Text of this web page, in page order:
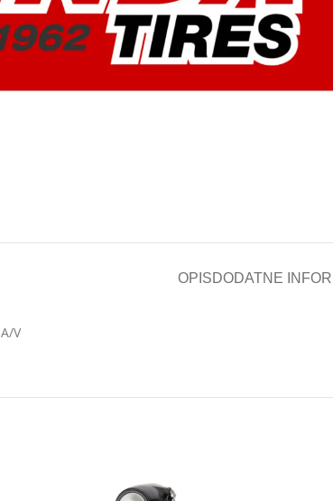
OPISDODATNE
V